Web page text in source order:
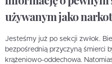
używanym jako
Jesteśmy już po sekcji zwłok.
bezpośrednią przyczyną śmierci
krążeniowo-oddechowa.